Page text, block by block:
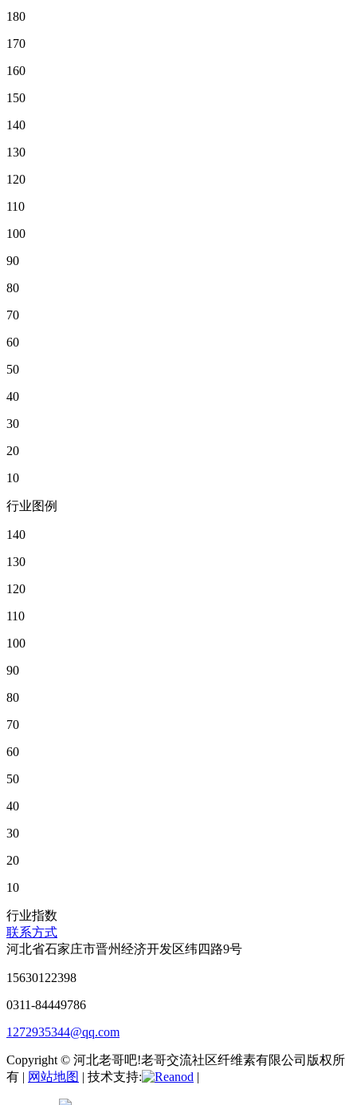
180
170
160
150
140
130
120
110
100
90
80
70
60
50
40
30
20
10
行业图例
140
130
120
110
100
90
80
70
60
50
40
30
20
10
行业指数
联系方式
河北省石家庄市晋州经济开发区纬四路9号
15630122398
0311-84449786
1272935344@qq.com
Copyright © 河北老哥吧!老哥交流社区纤维素有限公司版权所
有 | 网站地图 | 技术支持: |